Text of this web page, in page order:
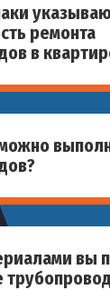
ремонта
в
вы